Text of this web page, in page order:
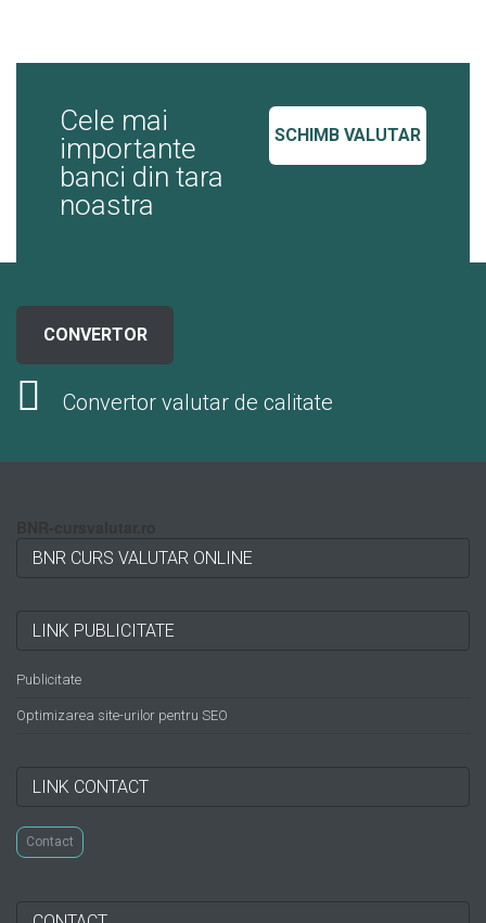
SCHIMB VALUTAR
Cele mai
importante
banci din tara
noastra
CONVERTOR
Convertor valutar de calitate
BNR CURS VALUTAR ONLINE
LINK PUBLICITATE
Publicitate
Optimizarea site-urilor pentru SEO
LINK CONTACT
Contact